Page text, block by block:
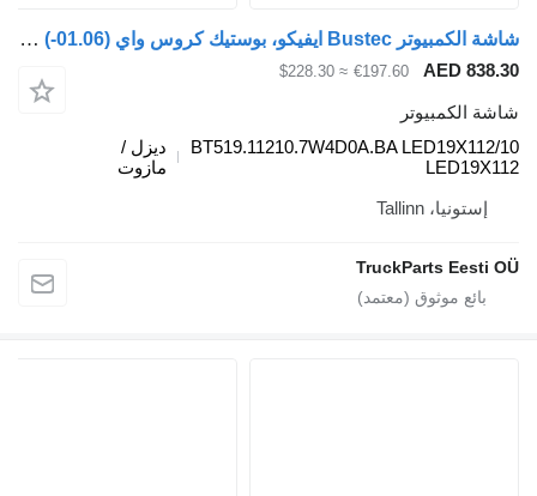
شاشة الكمبيوتر Bustec ايفيكو، بوستيك كروس واي (01.06-) BT519.11210.7W4D0A.BA لـ الباصات Irisbus Arway, Crossway, Crealis, Magelys, Proway, Daily Tourys (2006-)
€197.60
≈ $228.30
BT519.11210.7W4D0A.BA
ديزل /
TruckParts